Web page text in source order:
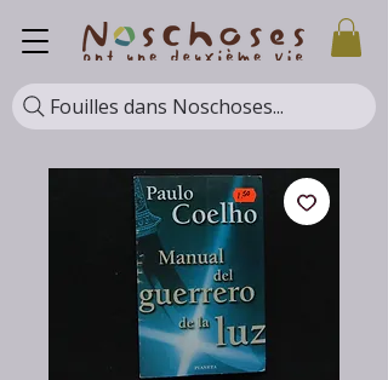
Fouilles dans Noschoses...